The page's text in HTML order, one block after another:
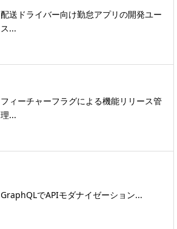
配送ドライバー向け勤怠アプリの開発ユー
ス...
フィーチャーフラグによる機能リリース管
理...
GraphQLでAPIモダナイゼーション...